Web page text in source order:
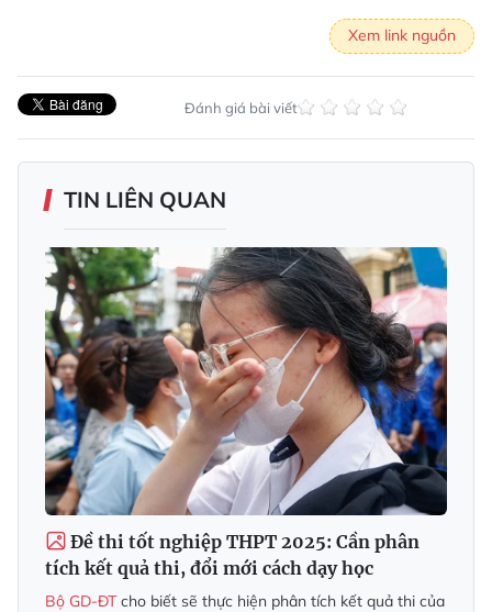
Xem link nguồn
Đánh giá bài viết
TIN LIÊN QUAN
Đề thi tốt nghiệp THPT 2025: Cần phân
tích kết quả thi, đổi mới cách dạy học
Bộ GD-ĐTcho biết sẽ thực hiện phân tích kết quả thi của